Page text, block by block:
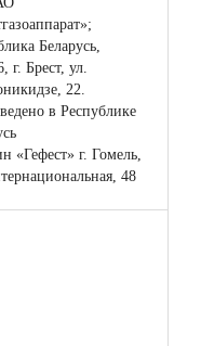
Беларусь,
г. Брест, ул.
22.
в Республике
«Гефест» г. Гомель,
48